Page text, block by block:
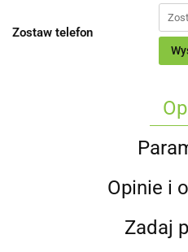
Zostaw telefon
Opinie i
Zadaj